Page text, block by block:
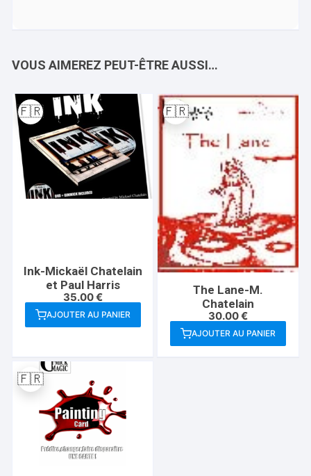
VOUS AIMEREZ PEUT-ÊTRE AUSSI…
🇫🇷
Ink-Mickaël Chatelain
et Paul Harris
35.00€
AJOUTER AU PANIER
🇫🇷
The Lane-M.
Chatelain
30.00€
AJOUTER AU PANIER
🇫🇷